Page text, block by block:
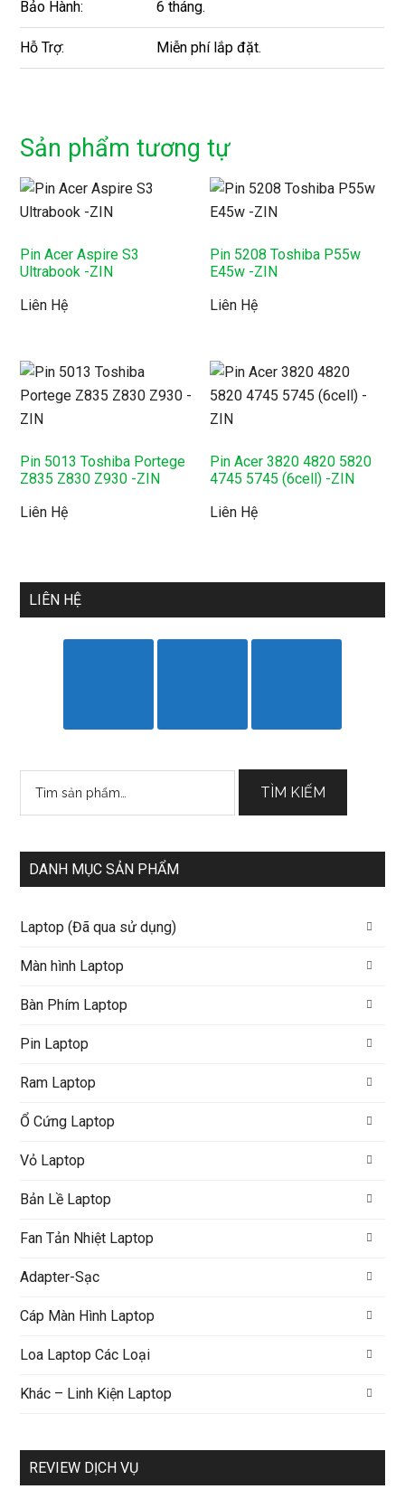
Bảo Hành: 6 tháng.
Hỗ Trợ: Miễn phí lắp đặt.
Sản phẩm tương tự
Pin Acer Aspire S3
Ultrabook -ZIN
Liên Hệ
Pin 5208 Toshiba P55w
E45w -ZIN
Liên Hệ
Pin 5013 Toshiba Portege
Z835 Z830 Z930 -ZIN
Liên Hệ
Pin Acer 3820 4820 5820
4745 5745 (6cell) -ZIN
Liên Hệ
LIÊN HỆ
kiếm:
TÌM KIẾM
DANH MỤC SẢN PHẨM
Laptop (Đã qua sử dụng)
Màn hình Laptop
Bàn Phím Laptop
Pin Laptop
Ram Laptop
Ổ Cứng Laptop
Vỏ Laptop
Bản Lề Laptop
Fan Tản Nhiệt Laptop
Adapter-Sạc
Cáp Màn Hình Laptop
Loa Laptop Các Loại
Khác – Linh Kiện Laptop
REVIEW DỊCH VỤ